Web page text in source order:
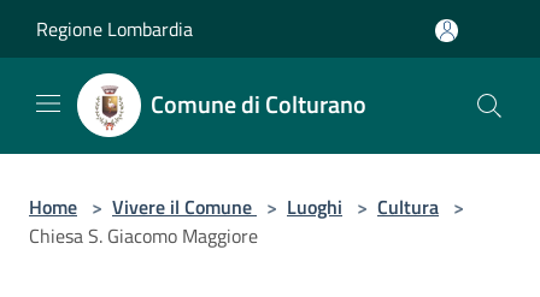
Regione Lombardia
Comune di Colturano
Home > Vivere il Comune > Luoghi > Cultura >
Chiesa S. Giacomo Maggiore